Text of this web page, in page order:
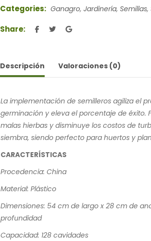
Categories: Ganagro, Jardinería, Semillas,
Share:
Descripción Valoraciones (0)
La implementación de semilleros agiliza el
germinación y eleva el porcentaje de éxito.
malas hierbas y disminuye los costos de
siembra, siendo perfecto para huertos y
CARACTERÍSTICAS
Procedencia: China
Material: Plástico
Dimensiones: 54 cm de largo x 28 cm de
profundidad
Capacidad: 128 cavidades